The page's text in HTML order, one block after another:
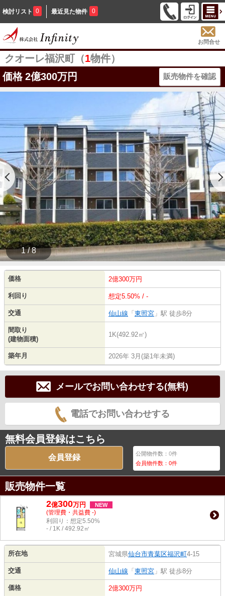
検討リスト 0 最近見た物件 0
お問合せ
クオーレ福沢町（1物件）
価格 2億300万円 販売物件を確認
1 / 8
価格 2億300万円
利回り 想定5.50% / -
交通 仙山線 「 東照宮 」駅 徒歩8分
間取り
(建物面積)
1K(492.92㎡)
築年月 2026年 3月(築1年未満)
メールでお問い合わせする(無料)
電話でお問い合わせする
無料会員登録はこちら
会員登録 公開物件数：0件
会員物件数：0件
販売物件一覧
2億300万円 NEW
(管理費・共益費 -)
利回り：想定5.50%
- / 1K / 492.92㎡
所在地 宮城県仙台市青葉区福沢町4-15
交通 仙山線 「 東照宮 」駅 徒歩8分
価格 2億300万円